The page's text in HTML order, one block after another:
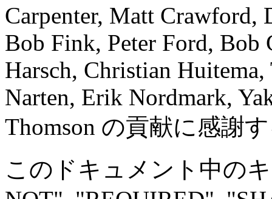
Carpenter, Matt Crawford,
Bob Fink, Peter Ford,
Harsch, Christian
Narten, Erik Nordmark,
Thomson の貢献に感謝
このドキュメント中の